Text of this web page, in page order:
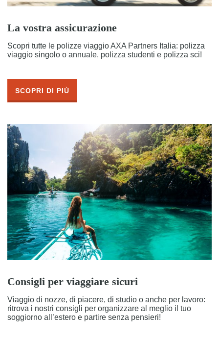
La vostra assicurazione
Scopri tutte le polizze viaggio AXA Partners Italia: polizza
viaggio singolo o annuale, polizza studenti e polizza sci!
SCOPRI DI PIÙ
Consigli per viaggiare sicuri
Viaggio di nozze, di piacere, di studio o anche per lavoro:
ritrova i nostri consigli per organizzare al meglio il tuo
soggiorno all’estero e partire senza pensieri!